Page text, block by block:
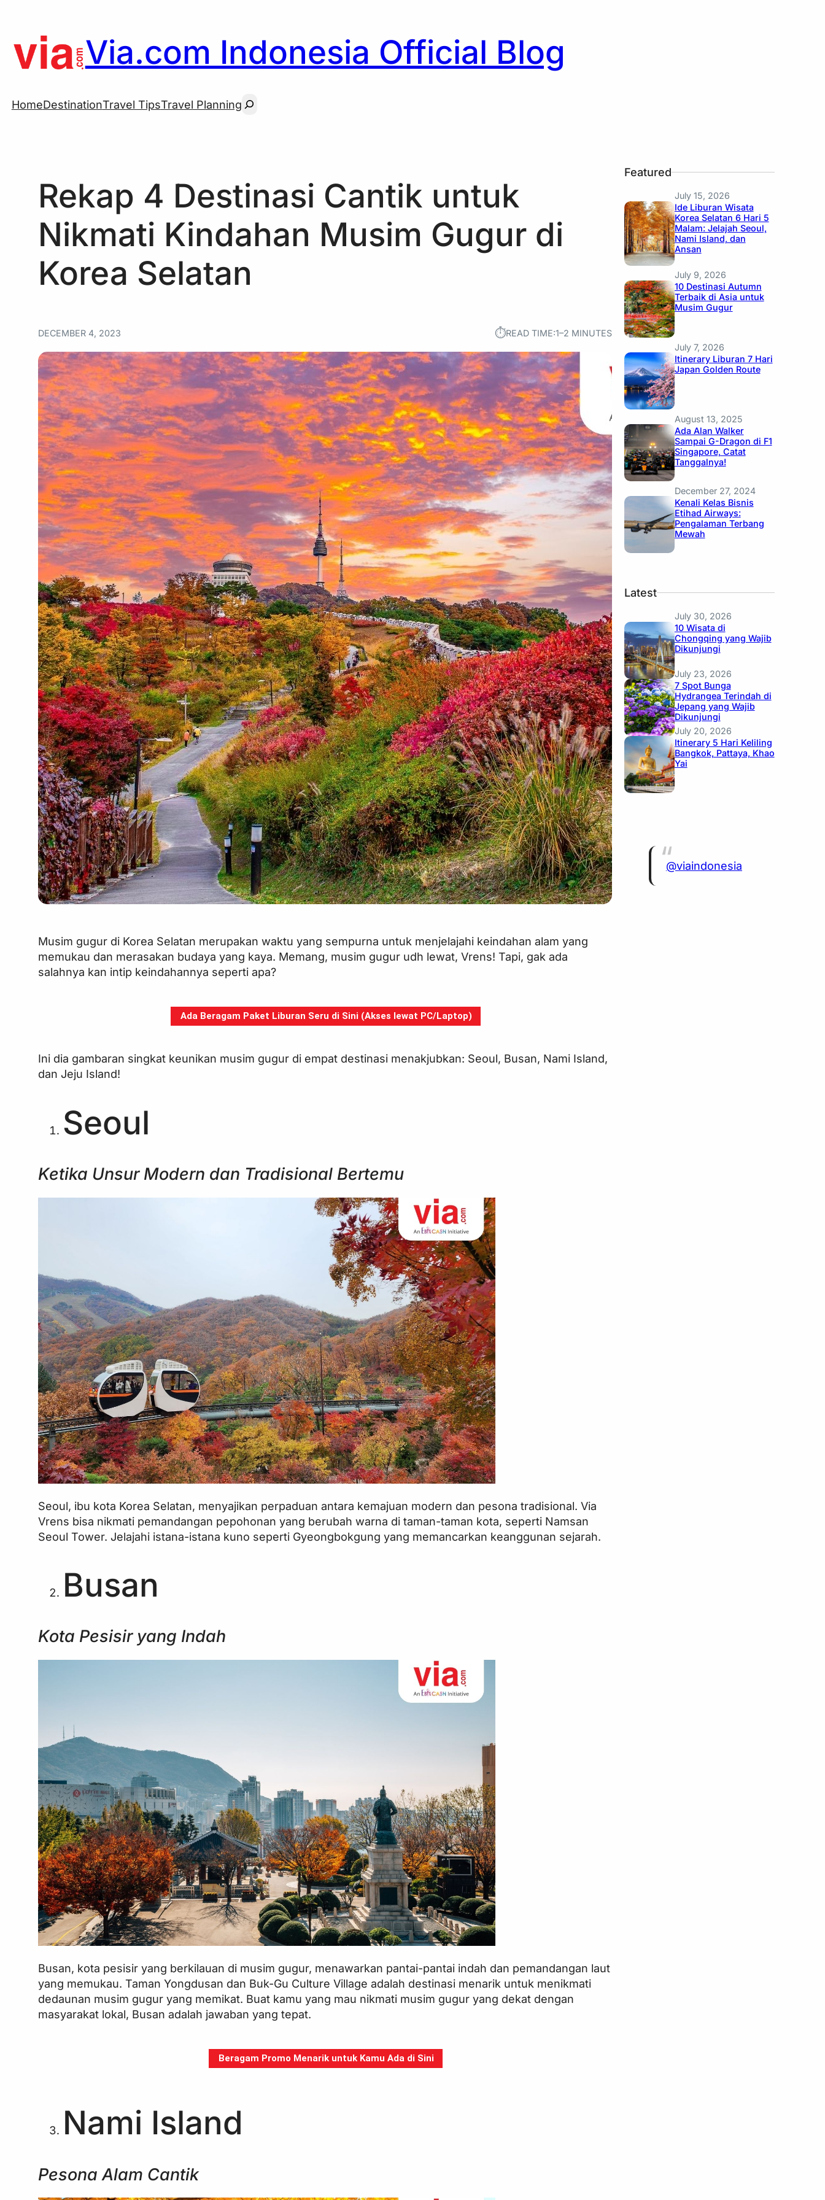
content
Via.com Indonesia Official Blog
HomeDestinationTravel TipsTravel PlanningSearch
Rekap 4 Destinasi Cantik untuk
Nikmati Kindahan Musim Gugur di
Korea Selatan
DECEMBER 4, 2023 ⏱︎READ TIME:1–2 MINUTES
Musim gugur di Korea Selatan merupakan waktu yang sempurna untuk menjelajahi keindahan alam yang
memukau dan merasakan budaya yang kaya. Memang, musim gugur udh lewat, Vrens! Tapi, gak ada
salahnya kan intip keindahannya seperti apa?
Ada Beragam Paket Liburan Seru di Sini (Akses lewat PC/Laptop)
Ini dia gambaran singkat keunikan musim gugur di empat destinasi menakjubkan: Seoul, Busan, Nami Island,
dan Jeju Island!
Seoul
Ketika Unsur Modern dan Tradisional Bertemu
Seoul, ibu kota Korea Selatan, menyajikan perpaduan antara kemajuan modern dan pesona tradisional. Via
Vrens bisa nikmati pemandangan pepohonan yang berubah warna di taman-taman kota, seperti Namsan
Seoul Tower. Jelajahi istana-istana kuno seperti Gyeongbokgung yang memancarkan keanggunan sejarah.
Busan
Kota Pesisir yang Indah
Busan, kota pesisir yang berkilauan di musim gugur, menawarkan pantai-pantai indah dan pemandangan laut
yang memukau. Taman Yongdusan dan Buk-Gu Culture Village adalah destinasi menarik untuk menikmati
dedaunan musim gugur yang memikat. Buat kamu yang mau nikmati musim gugur yang dekat dengan
masyarakat lokal, Busan adalah jawaban yang tepat.
Beragam Promo Menarik untuk Kamu Ada di Sini
Nami Island
Pesona Alam Cantik
Featured
July 15, 2026
Ide Liburan Wisata
Korea Selatan 6 Hari 5
Malam: Jelajah Seoul,
Nami Island, dan
Ansan
July 9, 2026
10 Destinasi Autumn
Terbaik di Asia untuk
Musim Gugur
July 7, 2026
Itinerary Liburan 7 Hari
Japan Golden Route
August 13, 2025
Ada Alan Walker
Sampai G-Dragon di F1
Singapore, Catat
Tanggalnya!
December 27, 2024
Kenali Kelas Bisnis
Etihad Airways:
Pengalaman Terbang
Mewah
Latest
July 30, 2026
10 Wisata di
Chongqing yang Wajib
Dikunjungi
July 23, 2026
7 Spot Bunga
Hydrangea Terindah di
Jepang yang Wajib
Dikunjungi
July 20, 2026
Itinerary 5 Hari Keliling
Bangkok, Pattaya, Khao
Yai
@viaindonesia